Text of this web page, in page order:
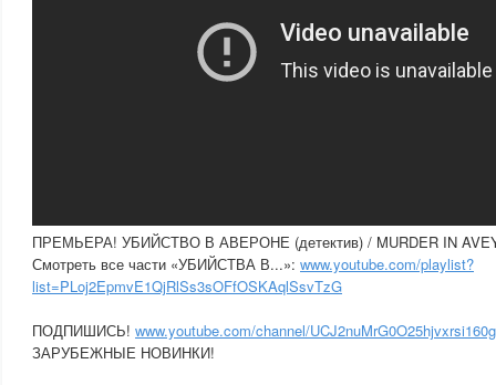
ПРЕМЬЕРА! УБИЙСТВО В АВЕРОНЕ (детектив) / MURDER IN
Смотреть все части «УБИЙСТВА В...»: www.youtube.com/playlist?
list=PLoj2EpmvE1QjRlSs3sOFfOSKAqlSsvTzG
ПОДПИШИСЬ! www.youtube.com/channel/UCJ2nuMrG0O25hjvxrsi160g
ЗАРУБЕЖНЫЕ НОВИНКИ!